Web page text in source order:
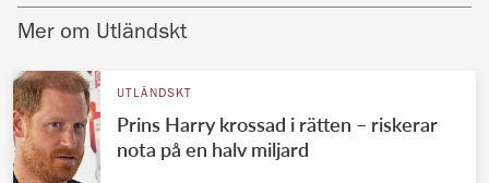
Mer om Utländskt
UTLÄNDSKT
Prins Harry krossad i rätten – riskerar
nota på en halv miljard